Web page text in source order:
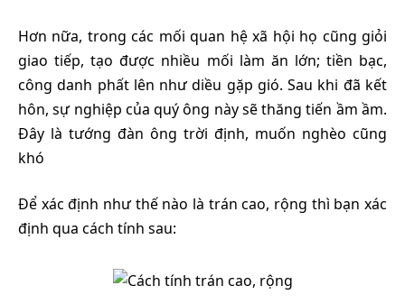
Hơn nữa, trong các mối quan hệ xã hội họ cũng giỏi
giao tiếp, tạo được nhiều mối làm ăn lớn; tiền bạc,
công danh phất lên như diều gặp gió. Sau khi đã kết
hôn, sự nghiệp của quý ông này sẽ thăng tiến ầm ầm.
Đây là tướng đàn ông trời định, muốn nghèo cũng
khó
Để xác định như thế nào là trán cao, rộng thì bạn xác
định qua cách tính sau: